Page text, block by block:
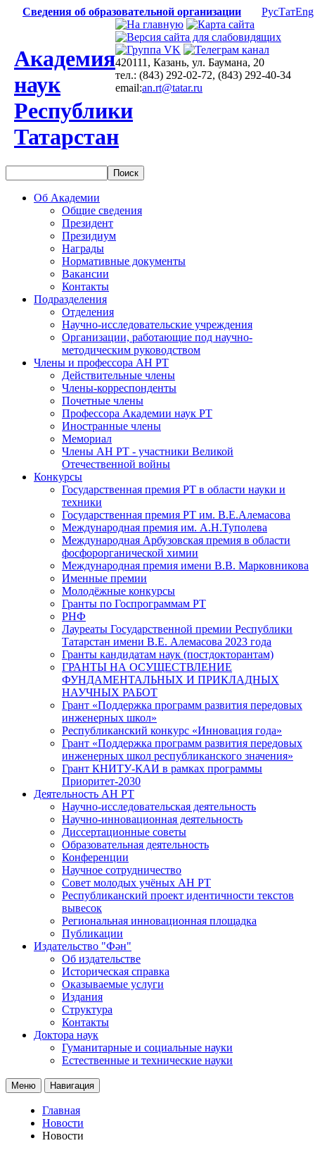
Сведения об образовательной организации РусТатEng
Академия
наук
Республики
Татарстан
420111, Казань, ул. Баумана, 20
тел.: (843) 292-02-72, (843) 292-40-34
email:an.rt@tatar.ru
Об Академии
Общие сведения
Президент
Президиум
Награды
Нормативные документы
Вакансии
Контакты
Подразделения
Отделения
Научно-исследовательские учреждения
Организации, работающие под научно-
методическим руководством
Члены и профессора АН РТ
Действительные члены
Члены-корреспонденты
Почетные члены
Профессора Академии наук РТ
Иностранные члены
Мемориал
Члены АН РТ - участники Великой
Отечественной войны
Конкурсы
Государственная премия РТ в области науки и
техники
Государственная премия РТ им. В.Е.Алемасова
Международная премия им. А.Н.Туполева
Международная Арбузовская премия в области
фосфорорганической химии
Международная премия имени В.В. Марковникова
Именные премии
Молодёжные конкурсы
Гранты по Госпрограммам РТ
РНФ
Лауреаты Государственной премии Республики
Татарстан имени В.Е. Алемасова 2023 года
Гранты кандидатам наук (постдокторантам)
ГРАНТЫ НА ОСУЩЕСТВЛЕНИЕ
ФУНДАМЕНТАЛЬНЫХ И ПРИКЛАДНЫХ
НАУЧНЫХ РАБОТ
Грант «Поддержка программ развития передовых
инженерных школ»
Республиканский конкурс «Инновация года»
Грант «Поддержка программ развития передовых
инженерных школ республиканского значения»
Грант КНИТУ-КАИ в рамках программы
Приоритет-2030
Деятельность АН РТ
Научно-исследовательская деятельность
Научно-инновационная деятельность
Диссертационные советы
Образовательная деятельность
Конференции
Научное сотрудничество
Совет молодых учёных АН РТ
Республиканский проект идентичности текстов
вывесок
Региональная инновационная площадка
Публикации
Издательство "Фән"
Об издательстве
Историческая справка
Оказываемые услуги
Издания
Структура
Контакты
Доктора наук
Гуманитарные и социальные науки
Естественные и технические науки
Меню Навигация
Главная
Новости
Новости